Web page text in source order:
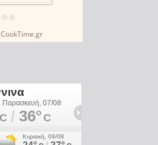
CookTime.gr